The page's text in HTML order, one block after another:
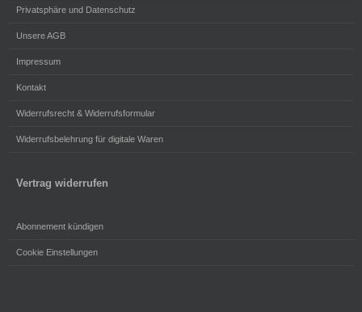
Privatsphäre und Datenschutz
Unsere AGB
Impressum
Kontakt
Widerrufsrecht & Widerrufsformular
Widerrufsbelehrung für digitale Waren
Vertrag widerrufen
Abonnement kündigen
Cookie Einstellungen